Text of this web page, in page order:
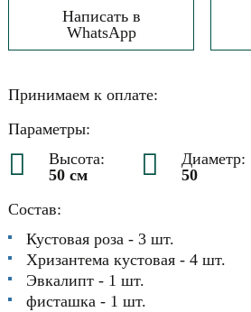
Написать в
WhatsApp
Принимаем к оплате:
Параметры:
Высота:
50 см
Диаметр:
50
Состав:
Кустовая роза - 3 шт.
Хризантема кустовая - 4 шт.
Эвкалипт - 1 шт.
фисташка - 1 шт.